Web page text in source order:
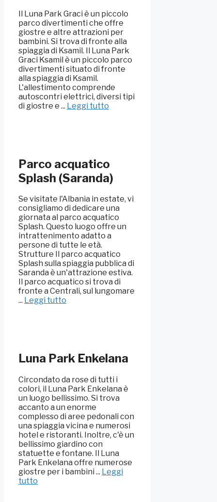
Il Luna Park Graci è un piccolo
parco divertimenti che offre
giostre e altre attrazioni per
bambini. Si trova di fronte alla
spiaggia di Ksamil. Il Luna Park
Graci Ksamil è un piccolo parco
divertimenti situato di fronte
alla spiaggia di Ksamil.
L'allestimento comprende
autoscontri elettrici, diversi tipi
di giostre e ... Leggi tutto
Parco acquatico
Splash (Saranda)
Se visitate l'Albania in estate, vi
consigliamo di dedicare una
giornata al parco acquatico
Splash. Questo luogo offre un
intrattenimento adatto a
persone di tutte le età.
Strutture Il parco acquatico
Splash sulla spiaggia pubblica di
Saranda è un'attrazione estiva.
Il parco acquatico si trova di
fronte a Centrali, sul lungomare
... Leggi tutto
Luna Park Enkelana
Circondato da rose di tutti i
colori, il Luna Park Enkelana è
un luogo bellissimo. Si trova
accanto a un enorme
complesso di aree pedonali con
una spiaggia vicina e numerosi
hotel e ristoranti. Inoltre, c'è un
bellissimo giardino con
statuette e fontane. Il Luna
Park Enkelana offre numerose
giostre per i bambini ... Leggi
tutto